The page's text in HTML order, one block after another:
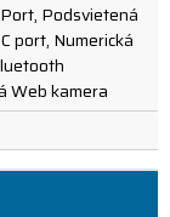
Podsvietená
port, Numerická
Web kamera